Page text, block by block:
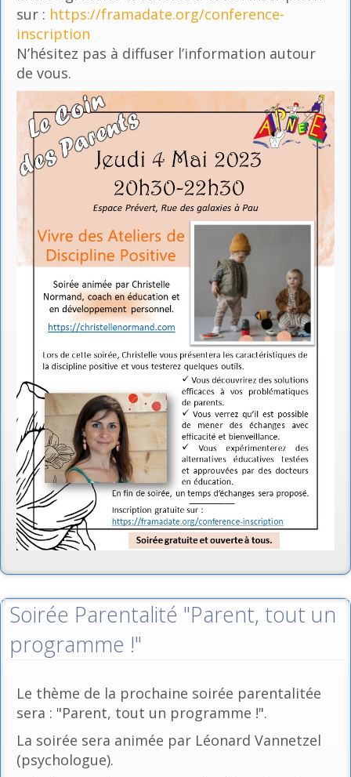
sur : https://framadate.org/conference-
inscription
N’hésitez pas à diffuser l’information autour
de vous.
Soirée Parentalité "Parent, tout un
programme !"
Le thème de la prochaine soirée parentalitée
sera : "Parent, tout un programme !".
La soirée sera animée par Léonard Vannetzel
(psychologue).